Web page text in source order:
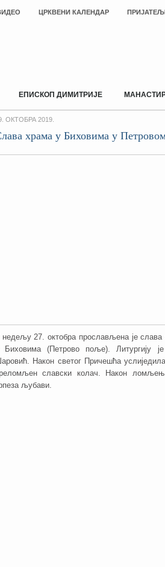
ЦРКВЕНИ КАЛЕНДАР
ЕПИСКОП ДИМИТРИЈЕ
ОКТОБРА 2019.
храма у Биховима у
27. октобра прослављена је
Биховима (Петрово поље). Литургију
Након светог Причешћа
славски колач. Након
љубави.